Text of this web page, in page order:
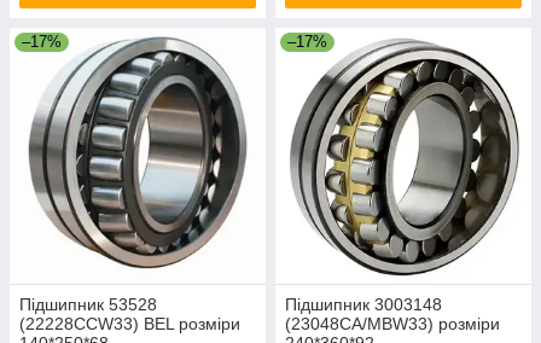
–17%
Підшипник 53528
(22228CCW33) BEL розміри
–17%
Підшипник 3003148
(23048CA/MBW33) розміри